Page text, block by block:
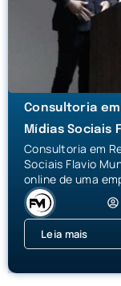
Consultoria
Mídias Sociais
Consultoria em
Sociais Flavio
online de uma
Leia mais